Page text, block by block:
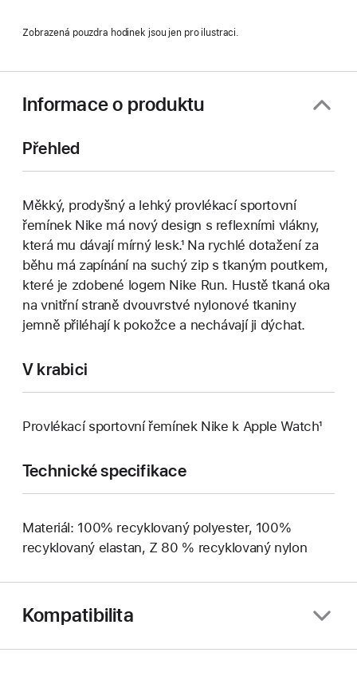
Zobrazená pouzdra hodinek jsou jen pro ilustraci.
Informace o produktu
Přehled
Měkký, prodyšný a lehký provlékací sportovní
řemínek Nike má nový design s reflexními vlákny,
která mu dávají mírný lesk.¹ Na rychlé dotažení za
běhu má zapínání na suchý zip s tkaným poutkem,
které je zdobené logem Nike Run. Hustě tkaná oka
na vnitřní straně dvouvrstvé nylonové tkaniny
jemně přiléhají k pokožce a nechávají ji dýchat.
V krabici
Provlékací sportovní řemínek Nike k Apple Watch¹
Technické specifikace
Materiál: 100% recyklovaný polyester, 100%
recyklovaný elastan, Z 80 % recyklovaný nylon
Kompatibilita